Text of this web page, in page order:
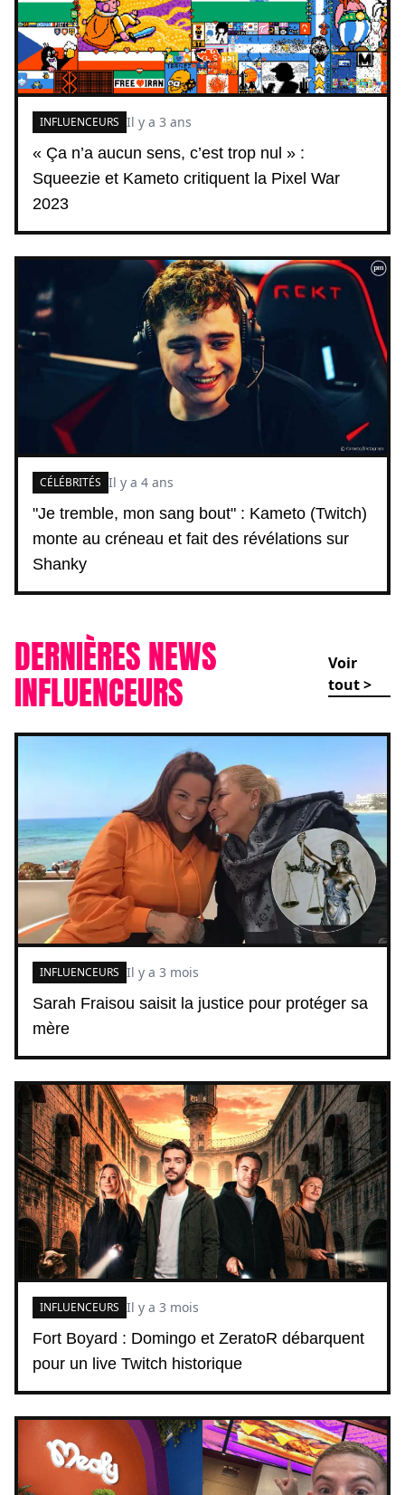
« Ça n’a aucun sens, c’est trop nul » :
Squeezie et Kameto critiquent la Pixel War
2023
INFLUENCEURS Il y a 3 ans
"Je tremble, mon sang bout" : Kameto (Twitch)
monte au créneau et fait des révélations sur
Shanky
CÉLÉBRITÉS Il y a 4 ans
DERNIÈRES NEWS
INFLUENCEURS
Voir
tout >
Sarah Fraisou saisit la justice pour protéger sa
mère
INFLUENCEURS Il y a 3 mois
Fort Boyard : Domingo et ZeratoR débarquent
pour un live Twitch historique
INFLUENCEURS Il y a 3 mois